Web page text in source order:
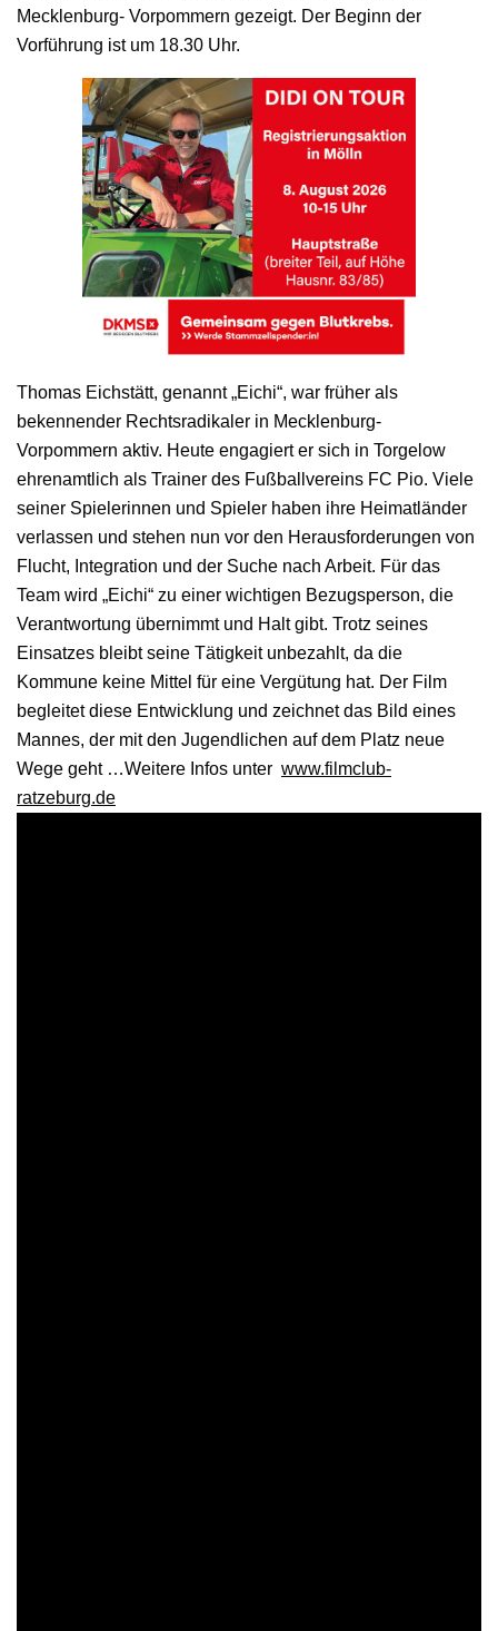
Mecklenburg- Vorpommern gezeigt. Der Beginn der
Vorführung ist um 18.30 Uhr.
Thomas Eichstätt, genannt „Eichi“, war früher als
bekennender Rechtsradikaler in Mecklenburg-
Vorpommern aktiv. Heute engagiert er sich in Torgelow
ehrenamtlich als Trainer des Fußballvereins FC Pio. Viele
seiner Spielerinnen und Spieler haben ihre Heimatländer
verlassen und stehen nun vor den Herausforderungen von
Flucht, Integration und der Suche nach Arbeit. Für das
Team wird „Eichi“ zu einer wichtigen Bezugsperson, die
Verantwortung übernimmt und Halt gibt. Trotz seines
Einsatzes bleibt seine Tätigkeit unbezahlt, da die
Kommune keine Mittel für eine Vergütung hat. Der Film
begleitet diese Entwicklung und zeichnet das Bild eines
Mannes, der mit den Jugendlichen auf dem Platz neue
Wege geht …Weitere Infos unter www.filmclub-
ratzeburg.de